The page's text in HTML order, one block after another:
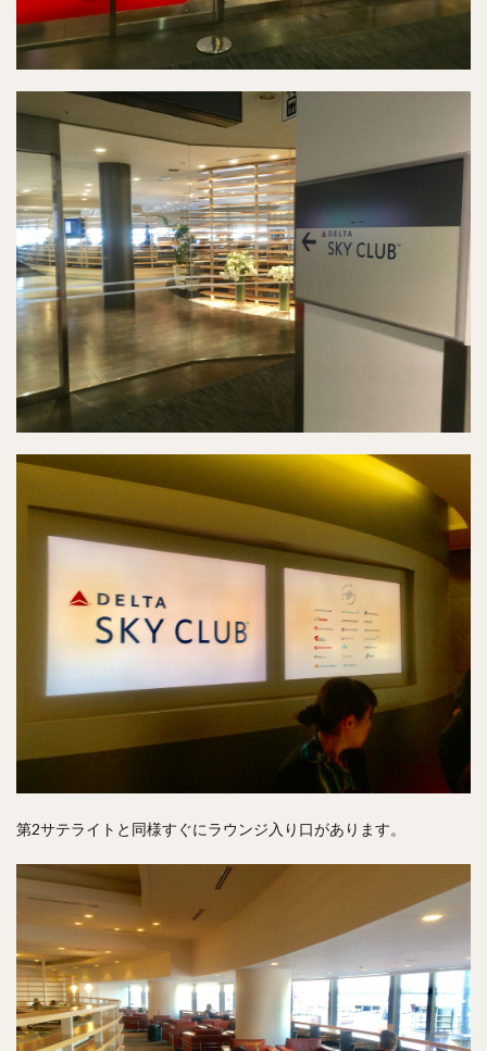
第2サテライトと同様すぐにラウンジ入り口があります。